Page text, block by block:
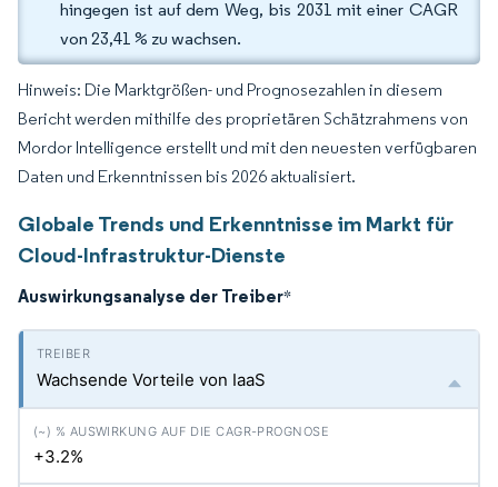
hingegen ist auf dem Weg, bis 2031 mit einer CAGR
von 23,41 % zu wachsen.
Hinweis: Die Marktgrößen- und Prognosezahlen in diesem
Bericht werden mithilfe des proprietären Schätzrahmens von
Mordor Intelligence erstellt und mit den neuesten verfügbaren
Daten und Erkenntnissen bis 2026 aktualisiert.
Globale Trends und Erkenntnisse im Markt für
Cloud-Infrastruktur-Dienste
Auswirkungsanalyse der Treiber*
Wachsende Vorteile von IaaS
+3.2%